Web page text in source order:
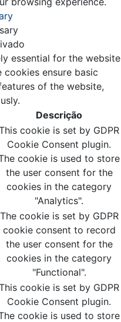
essential for the website
ensure basic
of the website,
Descrição
cookie is set by GDPR
Cookie Consent plugin.
cookie is used to store
the user consent for the
cookies in the category
"Analytics".
The cookie is set by GDPR
cookie consent to record
the user consent for the
cookies in the category
"Functional".
cookie is set by GDPR
Cookie Consent plugin.
cookie is used to store